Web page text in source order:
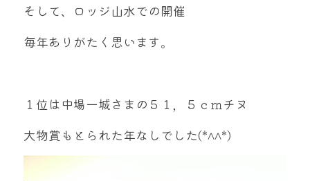
そして、ロッジ山水での開催
毎年ありがたく思います。
１位は中場一城さまの５１，５ｃｍチヌ
大物賞もとられた年なしでした(*^^*)